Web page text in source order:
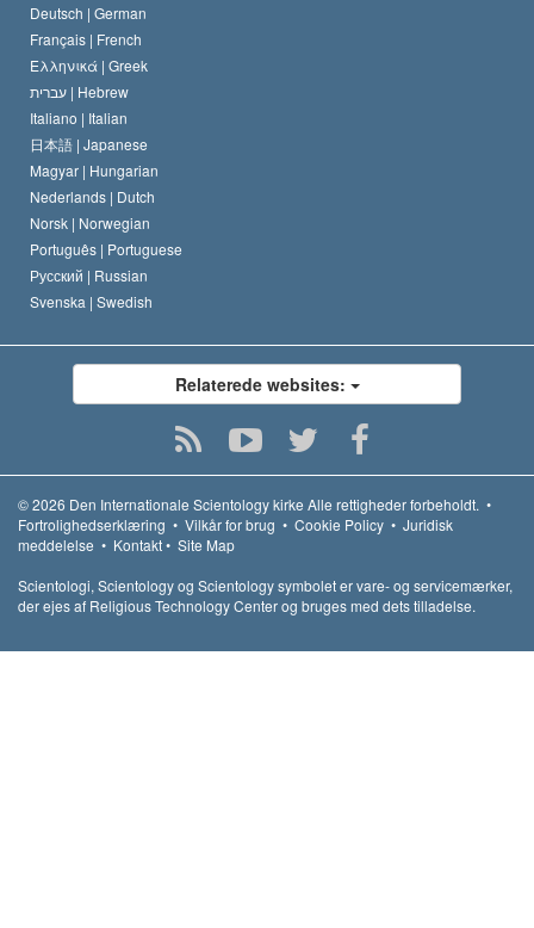
Deutsch | German
Français | French
Ελληνικά | Greek
עברית | Hebrew
Italiano | Italian
日本語 | Japanese
Magyar | Hungarian
Nederlands | Dutch
Norsk | Norwegian
Português | Portuguese
Русский | Russian
Svenska | Swedish
Relaterede websites:
© 2026 Den Internationale Scientology kirke Alle rettigheder forbeholdt. •
Fortrolighedserklæring • Vilkår for brug • Cookie Policy • Juridisk
meddelelse • Kontakt• Site Map
Scientologi, Scientology og Scientology symbolet er vare- og servicemærker,
der ejes af Religious Technology Center og bruges med dets tilladelse.